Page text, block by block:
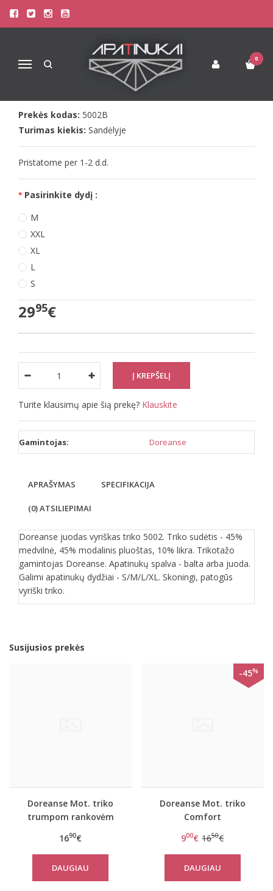
Navigacija
0
Pagrindinis Apatinis Trikotažas Vyrams
Doreanse juodas vyriškas triko 5002
DOREANSE JUODAS VYRIŠKAS
Prekės kodas: 5002B
Turimas kiekis: Sandėlyje
Pristatome per 1-2 d.d.
Pasirinkite dydį :
M
XXL
XL
L
S
2995€
Turite klausimų apie šią prekę? Klauskite
Gamintojas: Doreanse
APRAŠYMAS SPECIFIKACIJA
(0) ATSILIEPIMAI
Doreanse juodas vyriškas triko 5002. Triko sudėtis - 45%
medvilnė, 45% modalinis pluoštas, 10% likra. Trikotažo
gamintojas Doreanse. Apatinukų spalva - balta arba juoda.
Galimi apatinukų dydžiai - S/M/L/XL. Skoningi, patogūs
vyriški triko.
Susijusios prekės
Doreanse Mot. triko
trumpom rankovėm
1690€
DAUGIAU
-45%
Doreanse Mot. triko
Comfort
900€ 1650€
DAUGIAU